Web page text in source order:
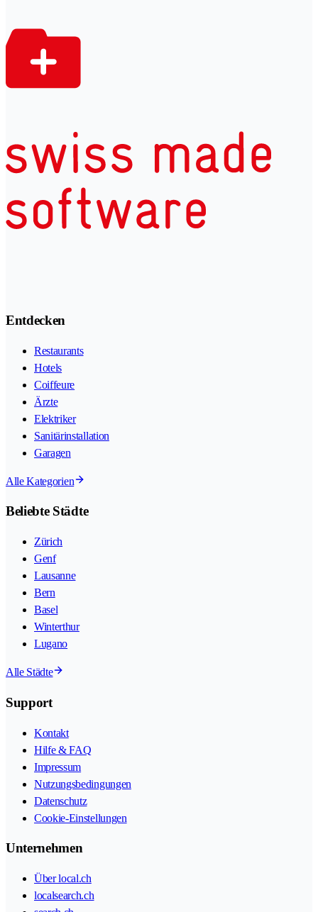
Entdecken
Restaurants
Hotels
Coiffeure
Ärzte
Elektriker
Sanitärinstallation
Garagen
Alle Kategorien
Beliebte Städte
Zürich
Genf
Lausanne
Bern
Basel
Winterthur
Lugano
Alle Städte
Support
Kontakt
Hilfe & FAQ
Impressum
Nutzungsbedingungen
Datenschutz
Cookie-Einstellungen
Unternehmen
Über local.ch
localsearch.ch